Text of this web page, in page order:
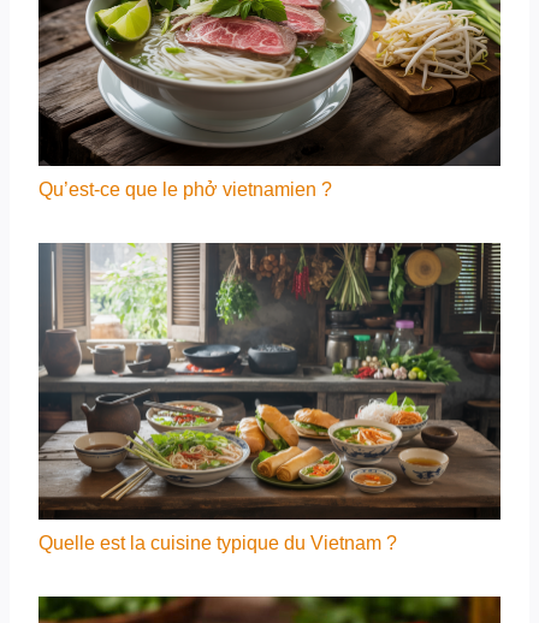
Qu’est-ce que le phở vietnamien ?
Quelle est la cuisine typique du Vietnam ?